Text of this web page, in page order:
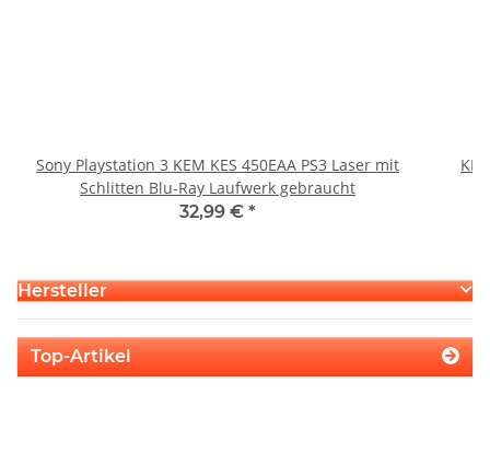
Sony Playstation 3 KEM KES 450EAA PS3 Laser mit
Schlitten Blu-Ray Laufwerk gebraucht
32,99 € *
Hersteller
Top-Artikel